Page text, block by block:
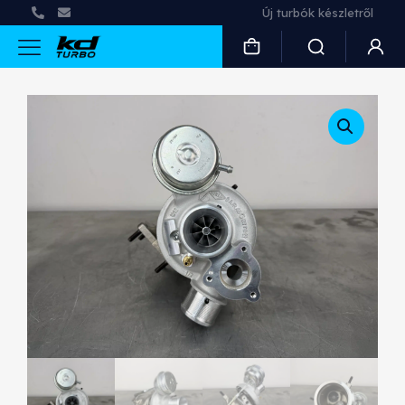
Új turbók készletről